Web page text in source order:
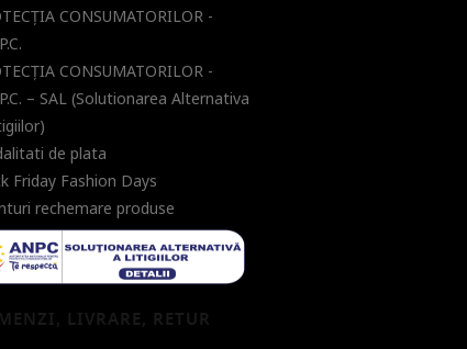
CONSUMATORILOR -
CONSUMATORILOR -
– SAL (Solutionarea Alternativa
de plata
Friday Fashion Days
rechemare produse
LIVRARE, RETUR